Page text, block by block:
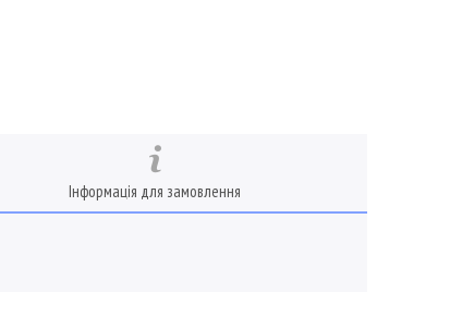
Інформація для замовлення